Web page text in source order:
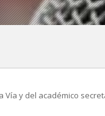
Vía y del académico